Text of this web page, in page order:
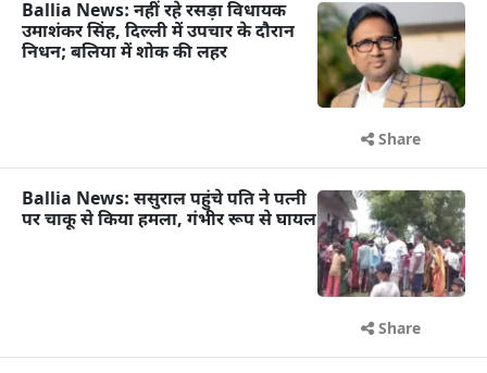
Ballia News: नहीं रहे रसड़ा विधायक
उमाशंकर सिंह, दिल्ली में उपचार के दौरान
निधन; बलिया में शोक की लहर
Share
Ballia News: ससुराल पहुंचे पति ने पत्नी
पर चाकू से किया हमला, गंभीर रूप से घायल
Share